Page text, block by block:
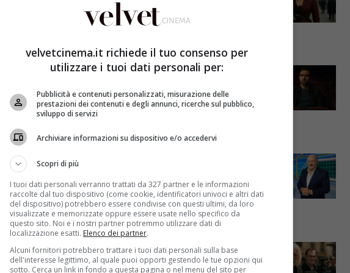
,film postumo di Claudio Caligari, rappresenta
Miglior Film in lingua straniera
proprio oggi (28 settembre), composta da
Nicola
i Beni e le Attività Culturali; dal compositore
Tilde Corsi e Olivia Musini
Centro sperimentale di cinematografia e dai
agisce in rappresentanza dell’Academy of Motion
avverrà il prossimo 14 gennaio 2016 , la
avrà invece luogoa Los Angeles domenica 28
Raicinema e Taodue, distribuito dalla Good
Mostra del cinema di Veneziariscuotendo grandi
velvetcinema.it richiede il tuo consenso per
utilizzare i tuoi dati personali per:
Pubblicità e contenuti personalizzati, misurazione delle
prestazioni dei contenuti e degli annunci, ricerche sul pubblico,
sviluppo di servizi
Archiviare informazioni su dispositivo e/o accedervi
Scopri di più
I tuoi dati personali verranno trattati da 327 partner e le informazioni
raccolte dal tuo dispositivo (come cookie, identificatori univoci e altri dati
del dispositivo) potrebbero essere condivise con questi ultimi, da loro
visualizzate e memorizzate oppure essere usate nello specifico da
questo sito. Noi e i nostri partner potremmo utilizzare dati di
localizzazione esatti. Elenco dei partner.
Alcuni fornitori potrebbero trattare i tuoi dati personali sulla base
dell'interesse legittimo, al quale puoi opporti gestendo le tue opzioni qui
sotto. Cerca un link in fondo a questa pagina o nel menu del sito per